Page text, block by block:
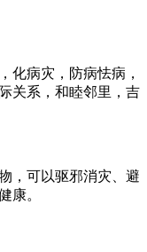
化病灾，防病怯病，
关系，和睦邻里，吉
，可以驱邪消灾、避
康。